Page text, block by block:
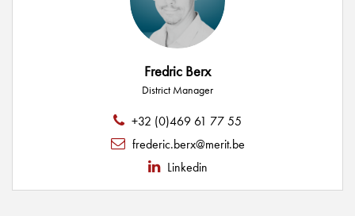
Fredric Berx
District Manager
+32 (0)469 61 77 55
frederic.berx@merit.be
Linkedin